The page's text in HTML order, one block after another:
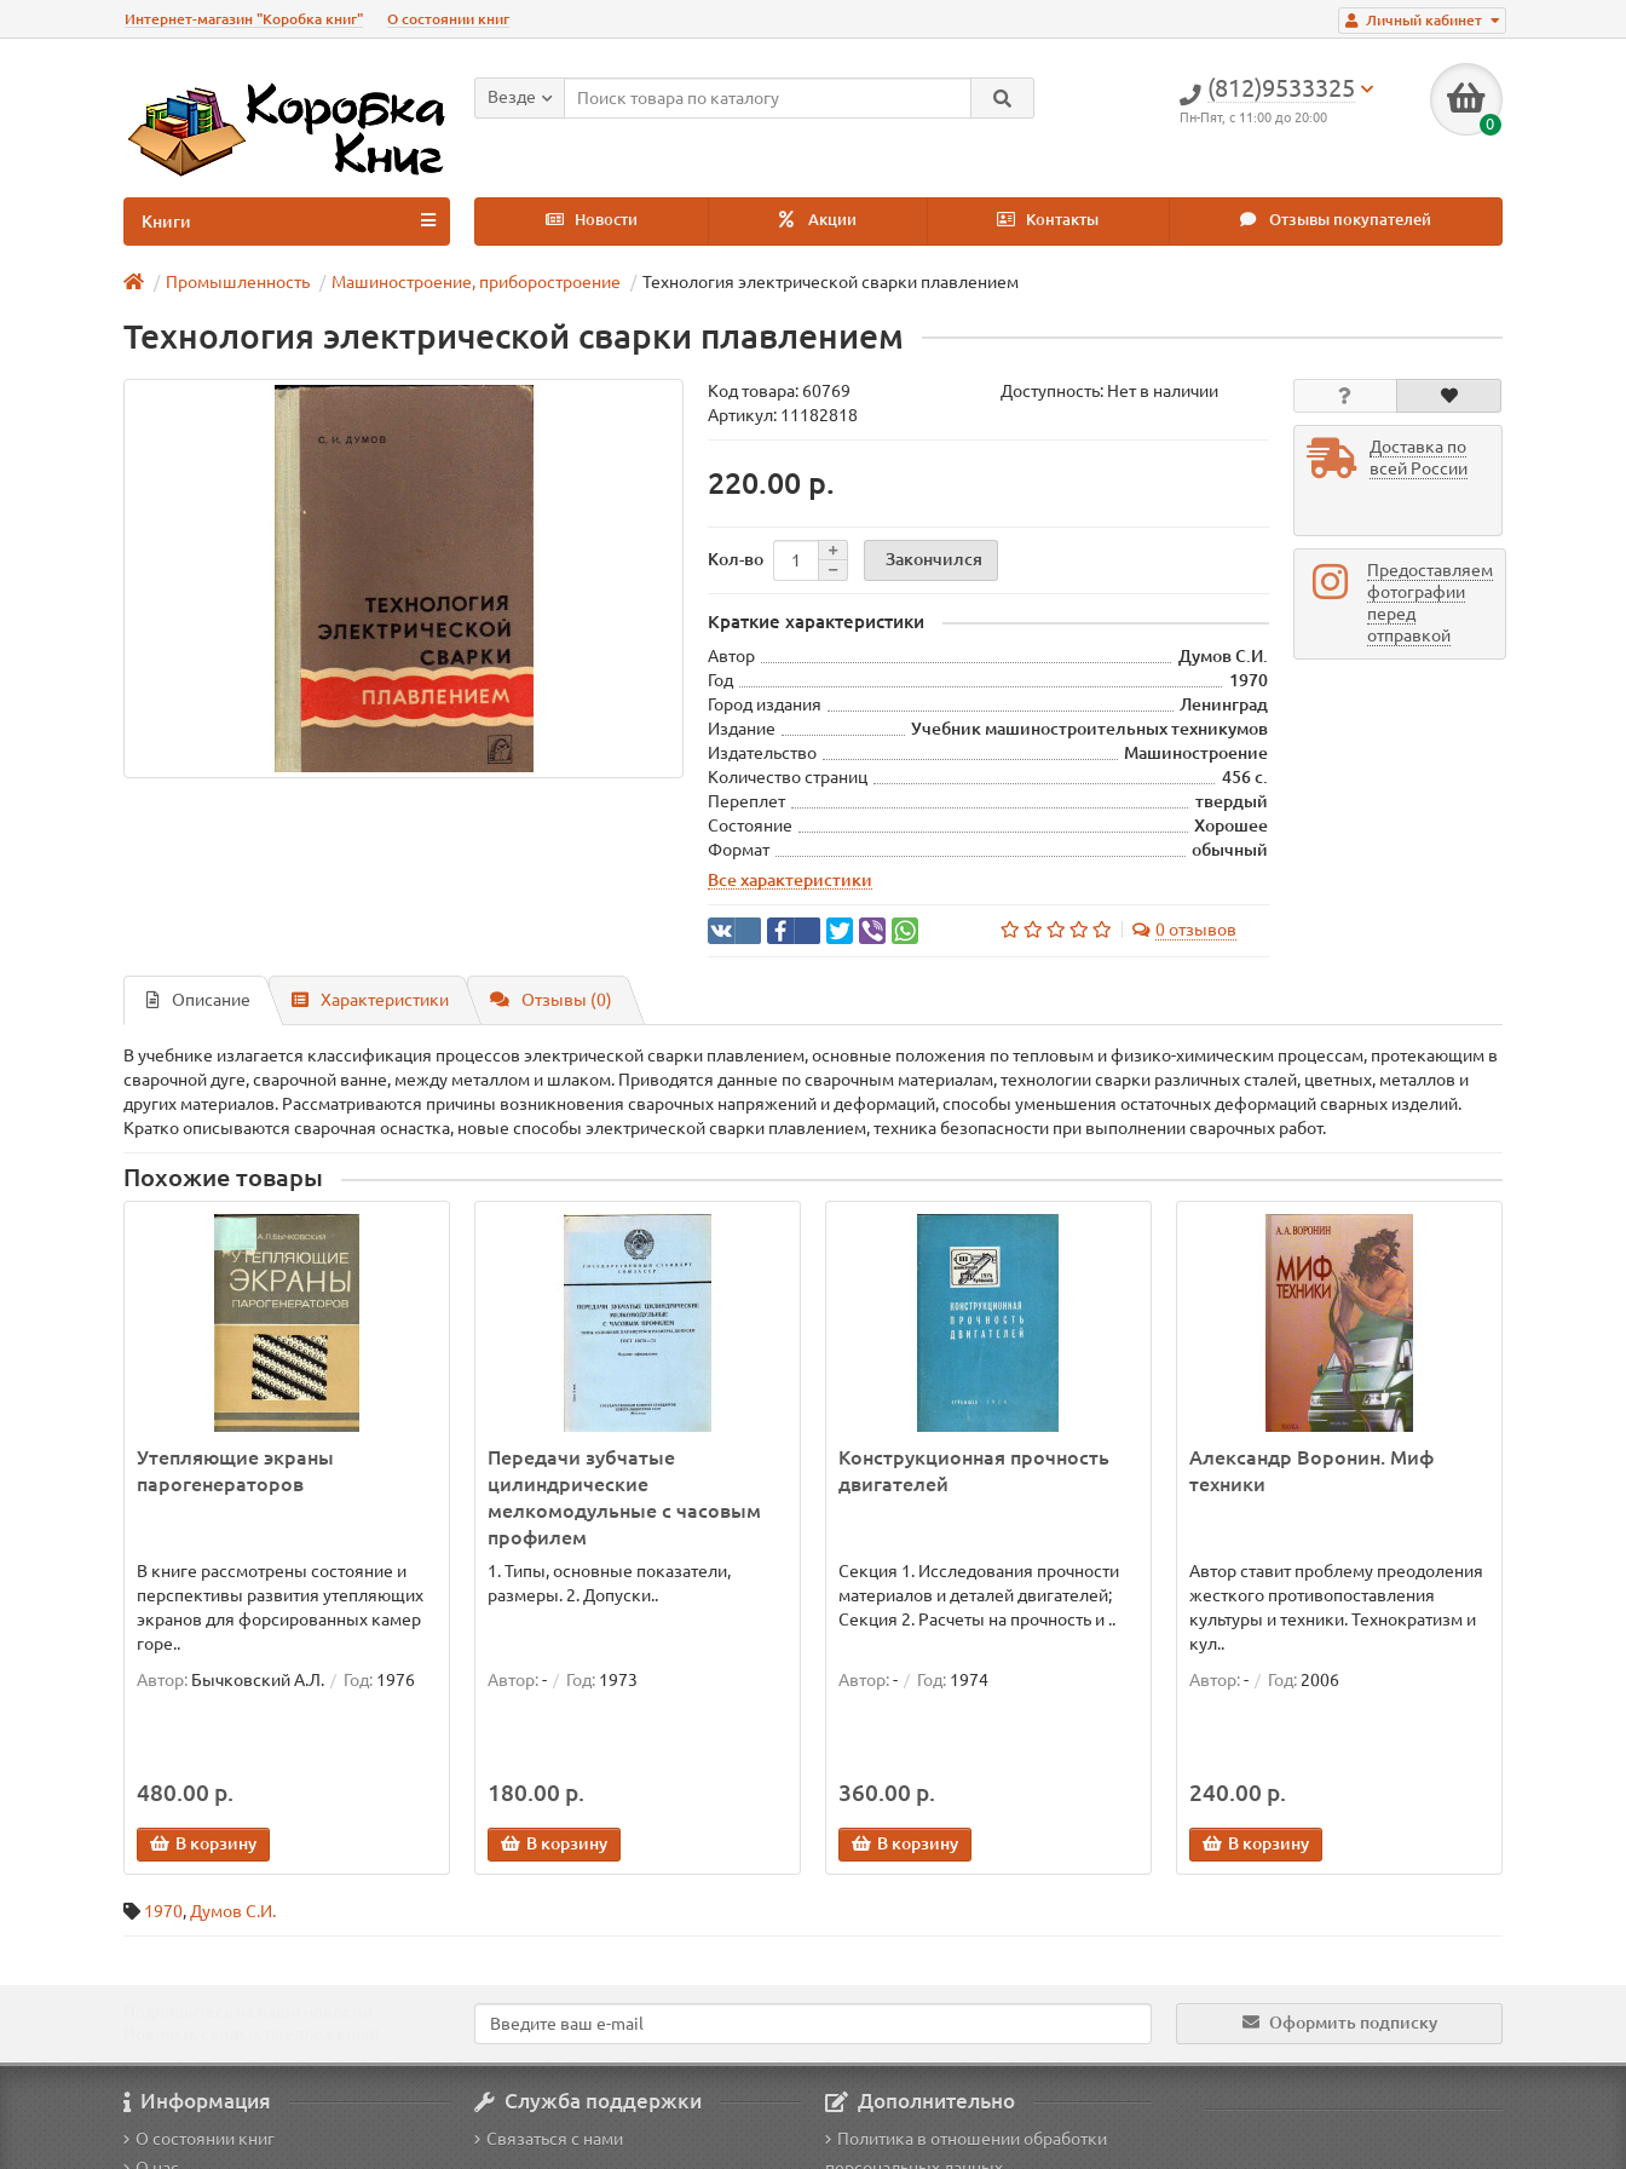
Личный кабинет
Интернет-магазин "Коробка книг" О состоянии книг
(812)9533325
Пн-Пят, с 11:00 до 20:00 0
Везде
Новости Акции Контакты Отзывы покупателей
Книги
Промышленность Машиностроение, приборостроение Технология электрической сварки плавлением
Технология электрической сварки плавлением
Код товара: 60769
Доступность: Нет в наличии
Артикул: 11182818
220.00 р.
Кол-во Закончился
Краткие характеристики
Автор
Думов С.И.
Год
1970
Город издания
Ленинград
Издание
Учебник машиностроительных техникумов
Издательство
Машиностроение
Количество страниц
456 с.
Переплет
твердый
Состояние
Хорошее
Формат
обычный
Все характеристики
0 отзывов
Доставка по
всей России
Предоставляем
фотографии
перед
отправкой
Описание Характеристики Отзывы (0)
В учебнике излагается классификация процессов электрической сварки плавлением, основные положения по тепловым и физико-химическим процессам, протекающим в
сварочной дуге, сварочной ванне, между металлом и шлаком. Приводятся данные по сварочным материалам, технологии сварки различных сталей, цветных, металлов и
других материалов. Рассматриваются причины возникновения сварочных напряжений и деформаций, способы уменьшения остаточных деформаций сварных изделий.
Кратко описываются сварочная оснастка, новые способы электрической сварки плавлением, техника безопасности при выполнении сварочных работ.
Похожие товары
Утепляющие экраны
парогенераторов
В книге рассмотрены состояние и
перспективы развития утепляющих
экранов для форсированных камер
горе..
Автор: Бычковский А.Л. Год: 1976
480.00 р.
В корзину
Передачи зубчатые
цилиндрические
мелкомодульные с часовым
профилем
1. Типы, основные показатели,
размеры. 2. Допуски..
Автор:- Год: 1973
180.00 р.
В корзину
Конструкционная прочность
двигателей
Секция 1. Исследования прочности
материалов и деталей двигателей;
Секция 2. Расчеты на прочность и ..
Автор:- Год: 1974
360.00 р.
В корзину
Александр Воронин. Миф
техники
Автор ставит проблему преодоления
жесткого противопоставления
культуры и техники. Технократизм и
кул..
Автор:- Год: 2006
240.00 р.
В корзину
1970, Думов С.И.
Оформить подписку
Информация
О состоянии книг
Служба поддержки
Связаться с нами
Дополнительно
Политика в отношении обработки